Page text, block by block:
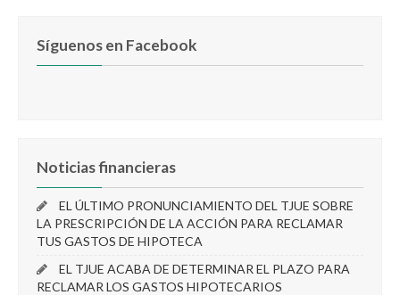
Síguenos en Facebook
Noticias financieras
EL ÚLTIMO PRONUNCIAMIENTO DEL TJUE SOBRE
LA PRESCRIPCIÓN DE LA ACCIÓN PARA RECLAMAR
TUS GASTOS DE HIPOTECA
EL TJUE ACABA DE DETERMINAR EL PLAZO PARA
RECLAMAR LOS GASTOS HIPOTECARIOS